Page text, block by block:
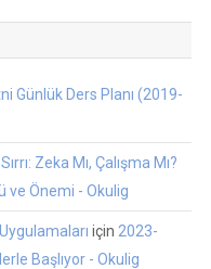
Günlük Ders Planı (2019-
Zeka Mı, Çalışma Mı?
ve Önemi - Okulig
için 2023-
Başlıyor - Okulig